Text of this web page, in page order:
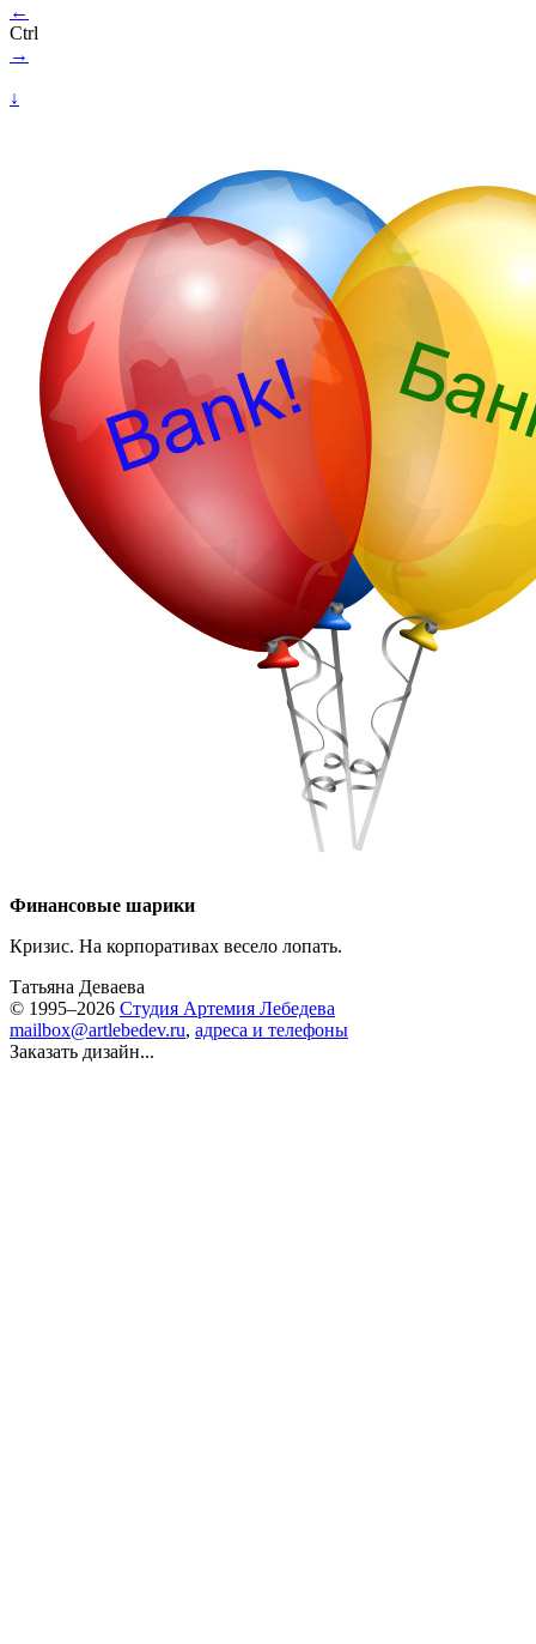
←
Ctrl
→
↓
Финансовые шарики
Кризис. На корпоративах весело лопать.
Татьяна Деваева
© 1995–2026 Студия Артемия Лебедева
mailbox@artlebedev.ru, адреса и телефоны
Заказать дизайн...